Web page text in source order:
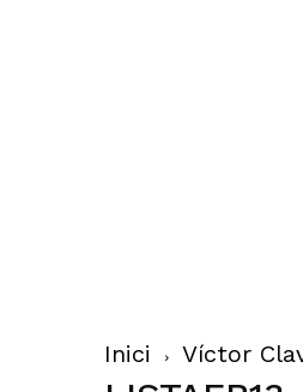
Inici Víctor